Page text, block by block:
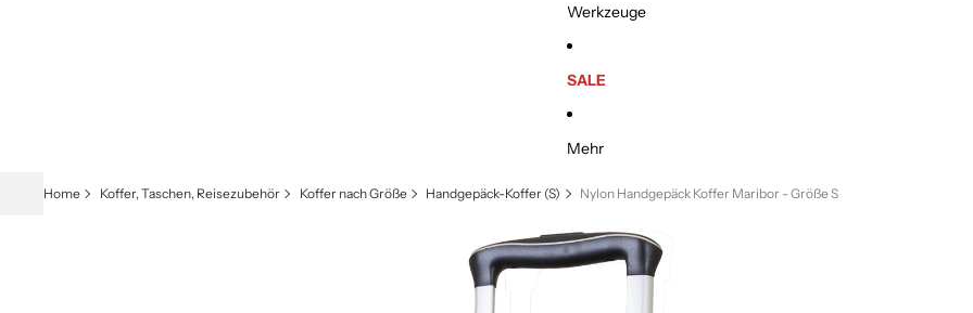
Werkzeuge
SALE
Mehr
Home Koffer, Taschen, Reisezubehör Koffer nach Größe Handgepäck-Koffer (S) Nylon Handgepäck Koffer Maribor - Größe S